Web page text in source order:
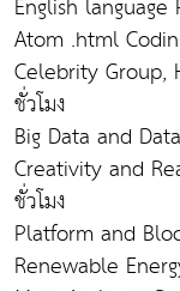
Atom .html
Celebrity Group,
ชั่วโมง
Big Data and
Creativity and
ชั่วโมง
Platform and
Renewable